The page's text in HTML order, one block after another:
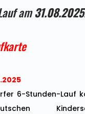
am31.08.2025
6-Stunden-Lauf